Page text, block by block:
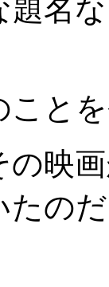
題名
と
映
たの